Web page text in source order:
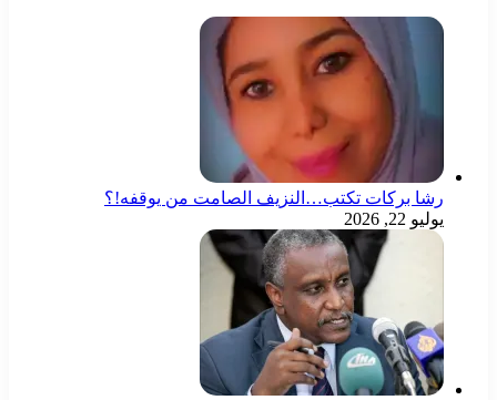
رشا بركات تكتب…النزيف الصامت من يوقفه!؟
يوليو 22, 2026